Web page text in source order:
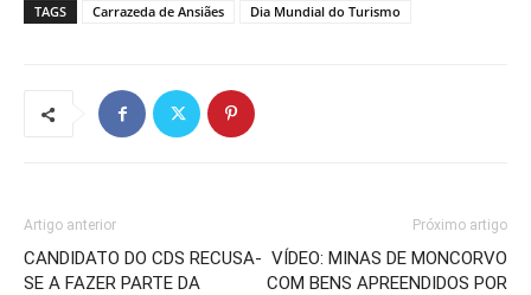
TAGS Carrazeda de Ansiães Dia Mundial do Turismo
Artigo anterior
CANDIDATO DO CDS RECUSA-
SE A FAZER PARTE DA
Próximo artigo
VÍDEO: MINAS DE MONCORVO
COM BENS APREENDIDOS POR